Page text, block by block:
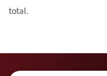
total.